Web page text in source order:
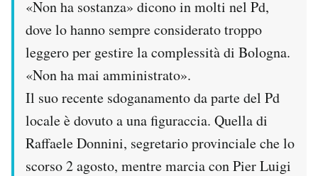
«Non ha sostanza» dicono in molti nel Pd,
dove lo hanno sempre considerato troppo
leggero per gestire la complessità di Bologna.
«Non ha mai amministrato».
Il suo recente sdoganamento da parte del Pd
locale è dovuto a una figuraccia. Quella di
Raffaele Donnini, segretario provinciale che lo
scorso 2 agosto, mentre marcia con Pier Luigi